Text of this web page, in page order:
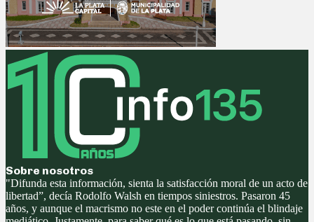
Sobre nosotros
"Difunda esta información, sienta la satisfacción moral de un acto de
libertad”, decía Rodolfo Walsh en tiempos siniestros. Pasaron 45
años, y aunque el macrismo no este en el poder continúa el blindaje